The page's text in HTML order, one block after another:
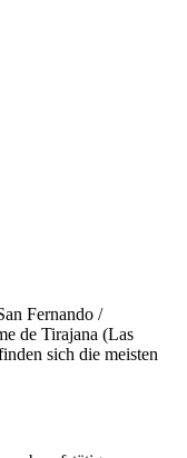
Fernando /
de Tirajana (Las
sich die meisten